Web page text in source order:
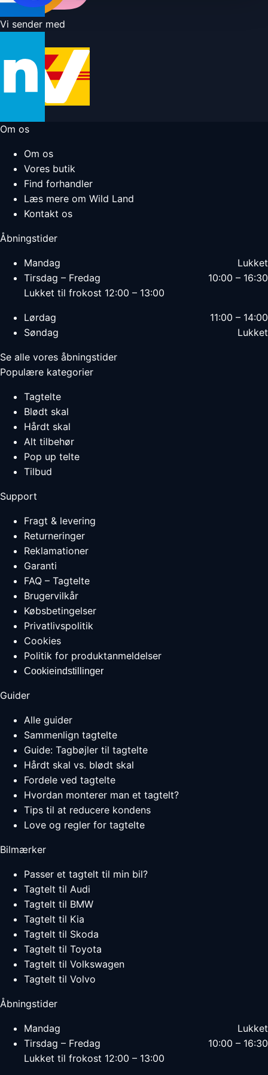
Vi sender med
Om os
Om os
Vores butik
Find forhandler
Læs mere om Wild Land
Kontakt os
Åbningstider
Mandag
Lukket
Tirsdag – Fredag
10:00 – 16:30
Lukket til frokost 12:00 – 13:00
Lørdag
11:00 – 14:00
Søndag
Lukket
Se alle vores åbningstider
Populære kategorier
Tagtelte
Blødt skal
Hårdt skal
Alt tilbehør
Pop up telte
Tilbud
Support
Fragt & levering
Returneringer
Reklamationer
Garanti
FAQ – Tagtelte
Brugervilkår
Købsbetingelser
Privatlivspolitik
Cookies
Politik for produktanmeldelser
Cookieindstillinger
Guider
Alle guider
Sammenlign tagtelte
Guide: Tagbøjler til tagtelte
Hårdt skal vs. blødt skal
Fordele ved tagtelte
Hvordan monterer man et tagtelt?
Tips til at reducere kondens
Love og regler for tagtelte
Bilmærker
Passer et tagtelt til min bil?
Tagtelt til Audi
Tagtelt til BMW
Tagtelt til Kia
Tagtelt til Skoda
Tagtelt til Toyota
Tagtelt til Volkswagen
Tagtelt til Volvo
Åbningstider
Mandag
Lukket
Tirsdag – Fredag
10:00 – 16:30
Lukket til frokost 12:00 – 13:00